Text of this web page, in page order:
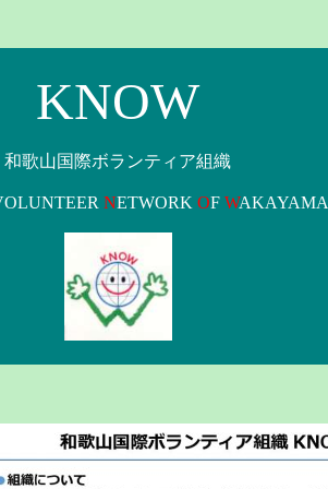
KNOW
和歌山国際ボランティア組織
NETWORK OF WAKAYAMA